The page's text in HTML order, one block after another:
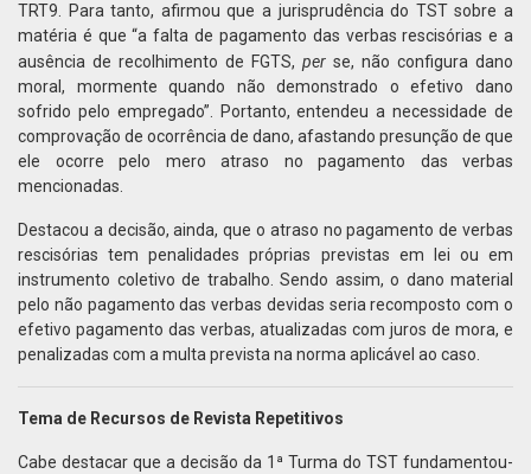
TRT9. Para tanto, afirmou que a jurisprudência do TST sobre a
matéria é que “a falta de pagamento das verbas rescisórias e a
ausência de recolhimento de FGTS, per se, não configura dano
moral, mormente quando não demonstrado o efetivo dano
sofrido pelo empregado”. Portanto, entendeu a necessidade de
comprovação de ocorrência de dano, afastando presunção de que
ele ocorre pelo mero atraso no pagamento das verbas
mencionadas.
Destacou a decisão, ainda, que o atraso no pagamento de verbas
rescisórias tem penalidades próprias previstas em lei ou em
instrumento coletivo de trabalho. Sendo assim, o dano material
pelo não pagamento das verbas devidas seria recomposto com o
efetivo pagamento das verbas, atualizadas com juros de mora, e
penalizadas com a multa prevista na norma aplicável ao caso.
Tema de Recursos de Revista Repetitivos
Cabe destacar que a decisão da 1ª Turma do TST fundamentou-